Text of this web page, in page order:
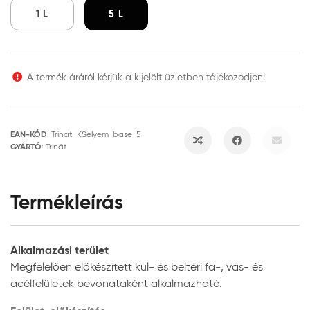
1 L 5 L
A termék áráról kérjük a kijelölt üzletben tájékozódjon!
EAN-KÓD: Trinat_KSelyem_base_5
GYÁRTÓ: Trinát
Termékleírás
Alkalmazási terület
Megfelelően előkészített kül- és beltéri fa-, vas- és
acélfelületek bevonataként alkalmazható.